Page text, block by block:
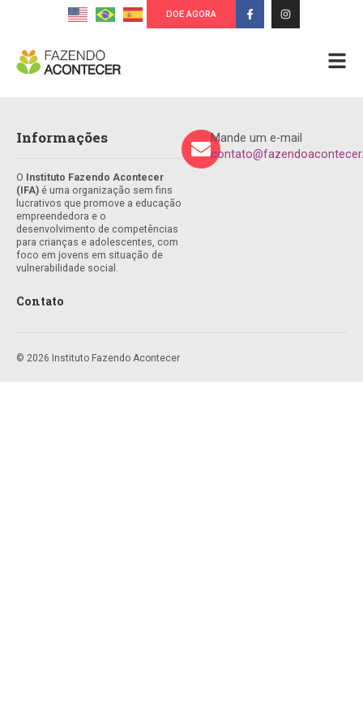
DOE AGORA
Informações
O Instituto Fazendo Acontecer
(IFA) é uma organização sem fins
lucrativos que promove a educação
empreendedora e o
desenvolvimento de competências
para crianças e adolescentes, com
foco em jovens em situação de
vulnerabilidade social.
Contato
Mande um e-mail
© 2026 Instituto Fazendo Acontecer